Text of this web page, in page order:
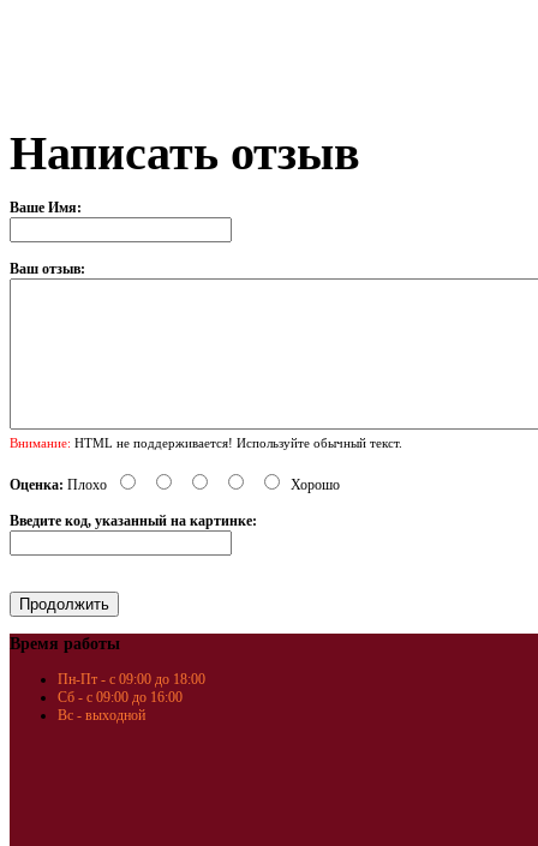
Написать отзыв
Ваше Имя:
Ваш отзыв:
Внимание: HTML не поддерживается! Используйте обычный текст.
Оценка: Плохо Хорошо
Введите код, указанный на картинке:
Время работы
Пн-Пт - с 09:00 до 18:00
Сб - с 09:00 до 16:00
Вс - выходной